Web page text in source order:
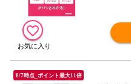
8/7時点_ポイント最大11倍